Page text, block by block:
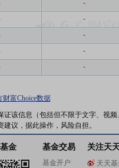
-
-
-
-
-
财富Choice数据
该信息（包括但不限于文字、视
议，据此操作，风险自担。
金 基金交易
基金开户
关注天
天天